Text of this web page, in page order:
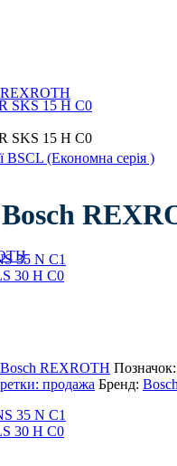
REXROTH
BSCL (Економна серія )
Bosch REXROTH Позначок:
продажа Бренд: